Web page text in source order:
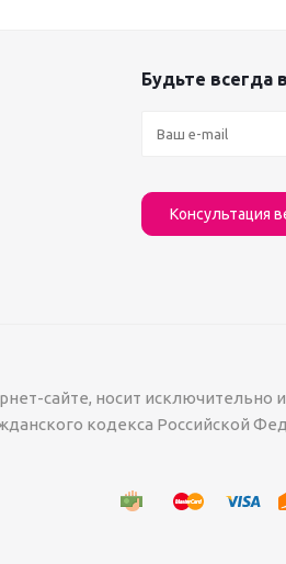
Будьте всегда
Консультация
сайте, носит исключительно
кодекса Российской